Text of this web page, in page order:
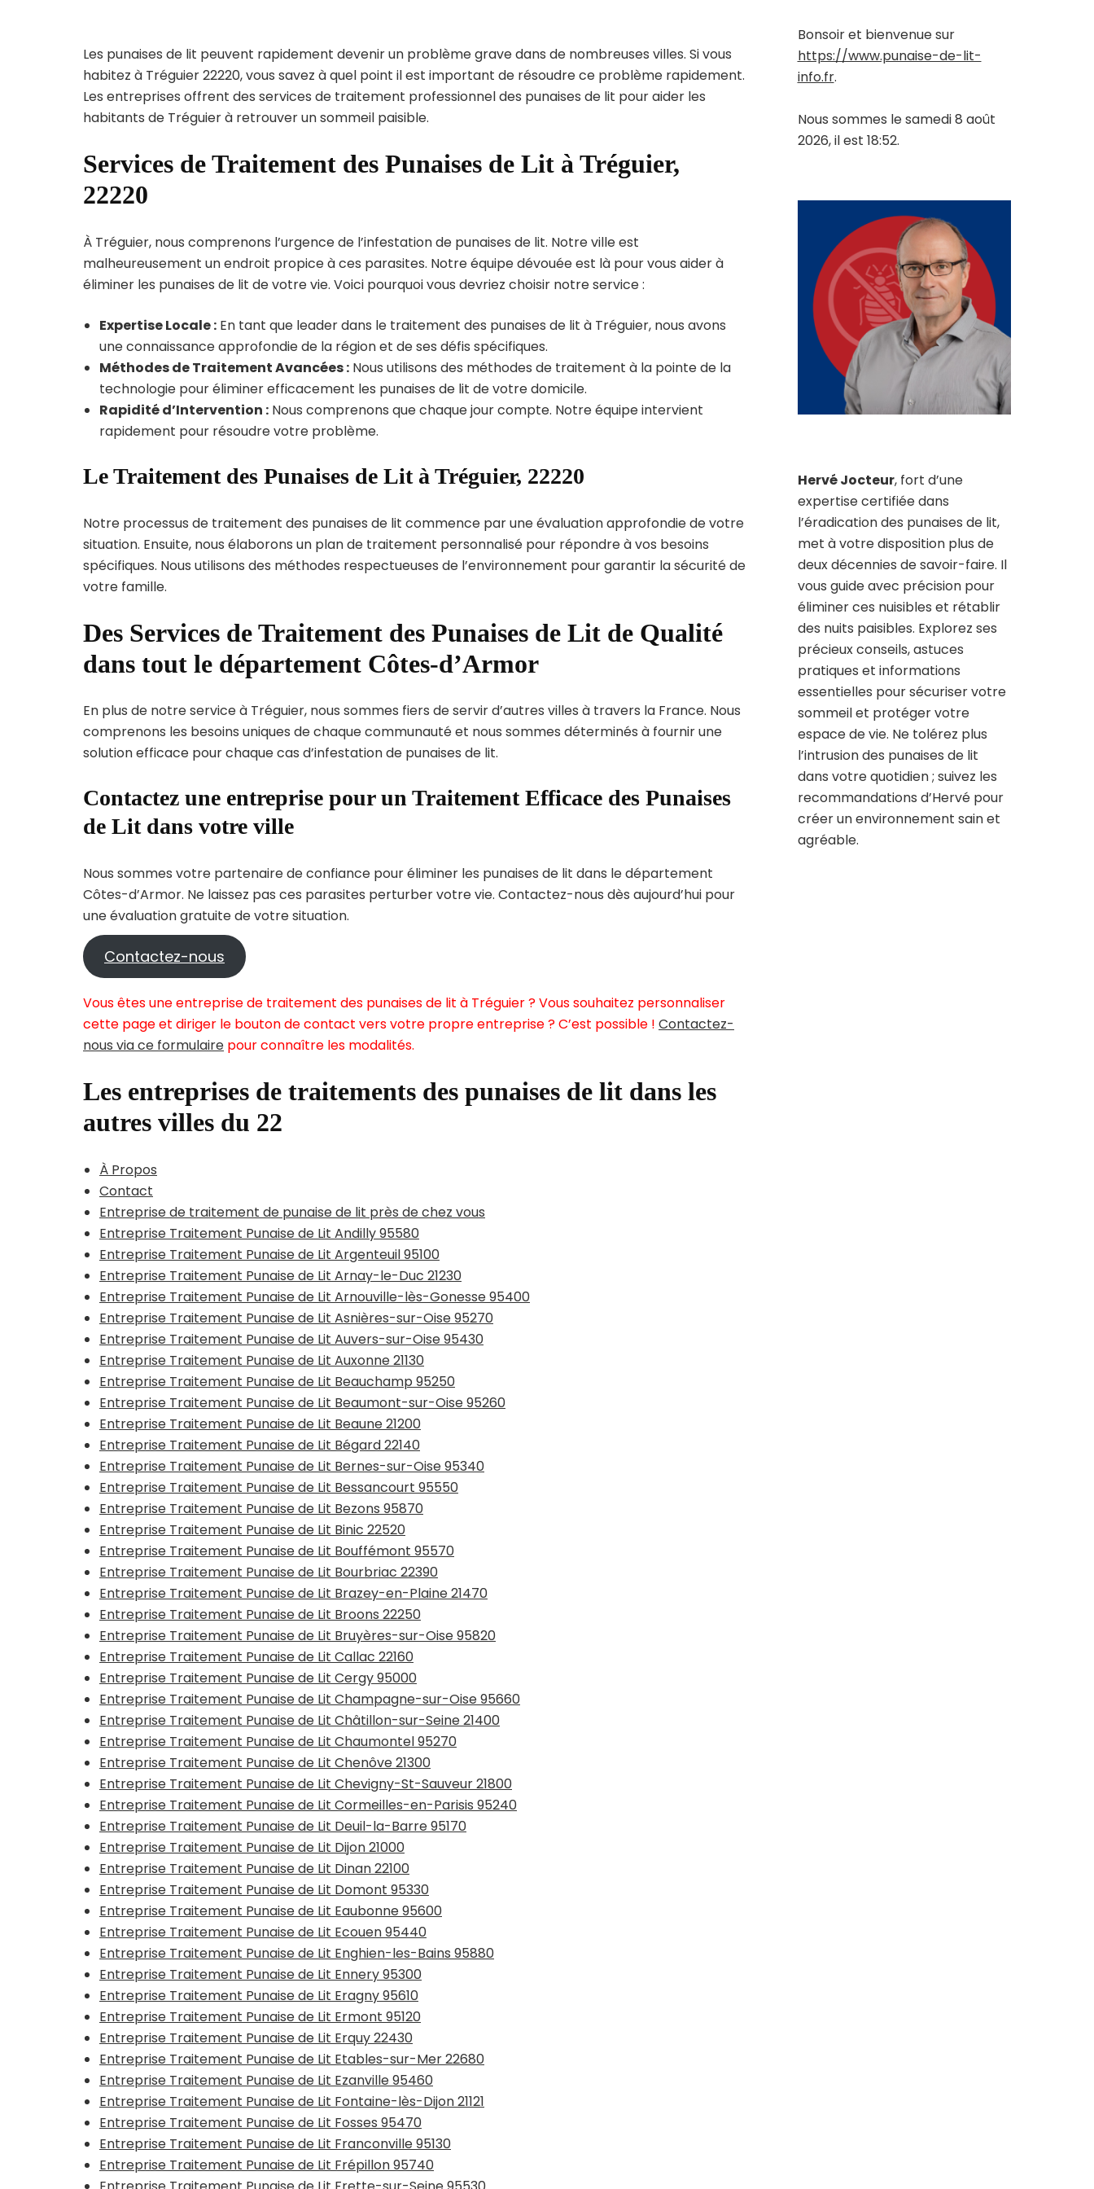
Les punaises de lit peuvent rapidement devenir un problème grave dans de nombreuses villes. Si vous
habitez à Tréguier 22220, vous savez à quel point il est important de résoudre ce problème rapidement.
Les entreprises offrent des services de traitement professionnel des punaises de lit pour aider les
habitants de Tréguier à retrouver un sommeil paisible.
Services de Traitement des Punaises de Lit à Tréguier,
22220
À Tréguier, nous comprenons l’urgence de l’infestation de punaises de lit. Notre ville est
malheureusement un endroit propice à ces parasites. Notre équipe dévouée est là pour vous aider à
éliminer les punaises de lit de votre vie. Voici pourquoi vous devriez choisir notre service :
Expertise Locale : En tant que leader dans le traitement des punaises de lit à Tréguier, nous avons
une connaissance approfondie de la région et de ses défis spécifiques.
Méthodes de Traitement Avancées : Nous utilisons des méthodes de traitement à la pointe de la
technologie pour éliminer efficacement les punaises de lit de votre domicile.
Rapidité d’Intervention : Nous comprenons que chaque jour compte. Notre équipe intervient
rapidement pour résoudre votre problème.
Le Traitement des Punaises de Lit à Tréguier, 22220
Notre processus de traitement des punaises de lit commence par une évaluation approfondie de votre
situation. Ensuite, nous élaborons un plan de traitement personnalisé pour répondre à vos besoins
spécifiques. Nous utilisons des méthodes respectueuses de l’environnement pour garantir la sécurité de
votre famille.
Des Services de Traitement des Punaises de Lit de Qualité
dans tout le département Côtes-d’Armor
En plus de notre service à Tréguier, nous sommes fiers de servir d’autres villes à travers la France. Nous
comprenons les besoins uniques de chaque communauté et nous sommes déterminés à fournir une
solution efficace pour chaque cas d’infestation de punaises de lit.
Contactez une entreprise pour un Traitement Efficace des Punaises
de Lit dans votre ville
Nous sommes votre partenaire de confiance pour éliminer les punaises de lit dans le département
Côtes-d’Armor. Ne laissez pas ces parasites perturber votre vie. Contactez-nous dès aujourd’hui pour
une évaluation gratuite de votre situation.
Contactez-nous
Vous êtes une entreprise de traitement des punaises de lit à Tréguier ? Vous souhaitez personnaliser
cette page et diriger le bouton de contact vers votre propre entreprise ? C’est possible ! Contactez-
nous via ce formulaire pour connaître les modalités.
Les entreprises de traitements des punaises de lit dans les
autres villes du 22
À Propos
Contact
Entreprise de traitement de punaise de lit près de chez vous
Entreprise Traitement Punaise de Lit Andilly 95580
Entreprise Traitement Punaise de Lit Argenteuil 95100
Entreprise Traitement Punaise de Lit Arnay-le-Duc 21230
Entreprise Traitement Punaise de Lit Arnouville-lès-Gonesse 95400
Entreprise Traitement Punaise de Lit Asnières-sur-Oise 95270
Entreprise Traitement Punaise de Lit Auvers-sur-Oise 95430
Entreprise Traitement Punaise de Lit Auxonne 21130
Entreprise Traitement Punaise de Lit Beauchamp 95250
Entreprise Traitement Punaise de Lit Beaumont-sur-Oise 95260
Entreprise Traitement Punaise de Lit Beaune 21200
Entreprise Traitement Punaise de Lit Bégard 22140
Entreprise Traitement Punaise de Lit Bernes-sur-Oise 95340
Entreprise Traitement Punaise de Lit Bessancourt 95550
Entreprise Traitement Punaise de Lit Bezons 95870
Entreprise Traitement Punaise de Lit Binic 22520
Entreprise Traitement Punaise de Lit Bouffémont 95570
Entreprise Traitement Punaise de Lit Bourbriac 22390
Entreprise Traitement Punaise de Lit Brazey-en-Plaine 21470
Entreprise Traitement Punaise de Lit Broons 22250
Entreprise Traitement Punaise de Lit Bruyères-sur-Oise 95820
Entreprise Traitement Punaise de Lit Callac 22160
Entreprise Traitement Punaise de Lit Cergy 95000
Entreprise Traitement Punaise de Lit Champagne-sur-Oise 95660
Entreprise Traitement Punaise de Lit Châtillon-sur-Seine 21400
Entreprise Traitement Punaise de Lit Chaumontel 95270
Entreprise Traitement Punaise de Lit Chenôve 21300
Entreprise Traitement Punaise de Lit Chevigny-St-Sauveur 21800
Entreprise Traitement Punaise de Lit Cormeilles-en-Parisis 95240
Entreprise Traitement Punaise de Lit Deuil-la-Barre 95170
Entreprise Traitement Punaise de Lit Dijon 21000
Entreprise Traitement Punaise de Lit Dinan 22100
Entreprise Traitement Punaise de Lit Domont 95330
Entreprise Traitement Punaise de Lit Eaubonne 95600
Entreprise Traitement Punaise de Lit Ecouen 95440
Entreprise Traitement Punaise de Lit Enghien-les-Bains 95880
Entreprise Traitement Punaise de Lit Ennery 95300
Entreprise Traitement Punaise de Lit Eragny 95610
Entreprise Traitement Punaise de Lit Ermont 95120
Entreprise Traitement Punaise de Lit Erquy 22430
Entreprise Traitement Punaise de Lit Etables-sur-Mer 22680
Entreprise Traitement Punaise de Lit Ezanville 95460
Entreprise Traitement Punaise de Lit Fontaine-lès-Dijon 21121
Entreprise Traitement Punaise de Lit Fosses 95470
Entreprise Traitement Punaise de Lit Franconville 95130
Entreprise Traitement Punaise de Lit Frépillon 95740
Bonsoir et bienvenue sur
https://www.punaise-de-lit-
info.fr.
Nous sommes le samedi 8 août
2026, il est 18:52.
Hervé Jocteur, fort d’une
expertise certifiée dans
l’éradication des punaises de lit,
met à votre disposition plus de
deux décennies de savoir-faire. Il
vous guide avec précision pour
éliminer ces nuisibles et rétablir
des nuits paisibles. Explorez ses
précieux conseils, astuces
pratiques et informations
essentielles pour sécuriser votre
sommeil et protéger votre
espace de vie. Ne tolérez plus
l’intrusion des punaises de lit
dans votre quotidien ; suivez les
recommandations d’Hervé pour
créer un environnement sain et
agréable.